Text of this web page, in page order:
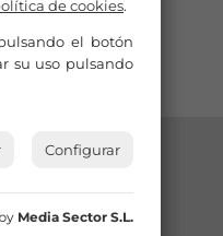
de cookies.
el botón
su uso pulsando
Configurar
Media Sector S.L.